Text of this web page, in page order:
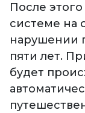
После
системе на
нарушении
пяти лет.
будет